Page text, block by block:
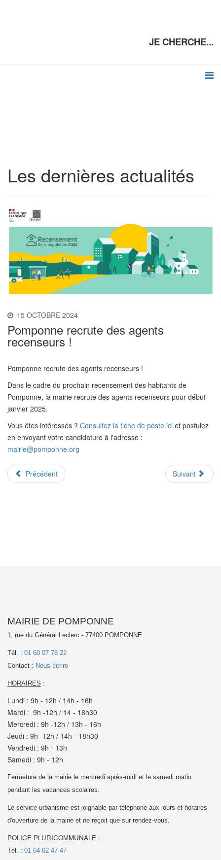
JE CHERCHE...
Les dernières actualités
15 OCTOBRE 2024
Pomponne recrute des agents
recenseurs !
Pomponne recrute des agents recenseurs !
Dans le cadre du prochain recensement des habitants de
Pomponne, la mairie recrute des agents recenseurs pour début
janvier 2025.
Vous êtes intéressés ? Consultez la fiche de poste ici et postulez
en envoyant votre candidature à l'adresse :
mairie@pomponne.org
Précédent Suivant
MAIRIE DE POMPONNE
1, rue du Général Leclerc - 77400 POMPONNE
Tél. : 01 60 07 78 22
Contact : Nous écrire
HORAIRES :
Lundi : 9h - 12h / 14h - 16h
Mardi : 9h -12h / 14 - 18h30
Mercredi : 9h -12h / 13h - 16h
Jeudi : 9h -12h / 14h - 18h30
Vendredi : 9h - 13h
Samedi : 9h - 12h
Fermeture de la mairie le mercredi après-midi et le samedi matin
pendant les vacances scolaires.
Le service urbanisme est joignable par téléphone aux jours et horaires
d'ouverture de la mairie et ne reçoit que sur rendez-vous.
POLICE PLURICOMMUNALE :
Tél. : 01 64 02 47 47